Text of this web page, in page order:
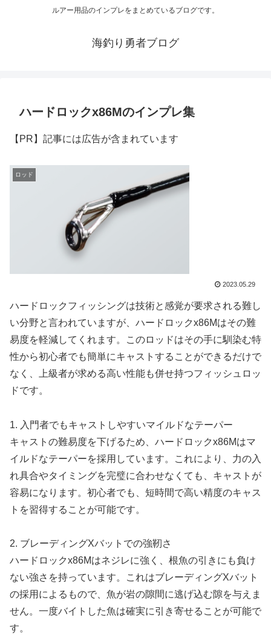
ルアー用品のインプレをまとめているブログです。
海釣り勇者ブログ
ハードロックx86Mのインプレ集
【PR】記事には広告が含まれています
ロッド
2023.05.29
ハードロックフィッシングは技術と感覚が要求される難し
い分野と言われていますが、ハードロックx86Mはその難
易度を軽減してくれます。このロッドはその手に馴染む特
性から初心者でも簡単にキャストすることができるだけで
なく、上級者が求める高い性能も併せ持つフィッシュロッ
ドです。
1. 入門者でもキャストしやすいマイルドなテーパー
キャストの難易度を下げるため、ハードロックx86Mはマ
イルドなテーパーを採用しています。これにより、力の入
れ具合やタイミングを完璧に合わせなくても、キャストが
容易になります。初心者でも、短時間で高い精度のキャス
トを習得することが可能です。
2. ブレーディングXバットでの強靭さ
ハードロックx86Mはネジレに強く、根魚の引きにも負け
ない強さを持っています。これはブレーディングXバット
の採用によるもので、魚が岩の隙間に逃げ込む隙を与えま
せん。一度バイトした魚は確実に引き寄せることが可能で
す。